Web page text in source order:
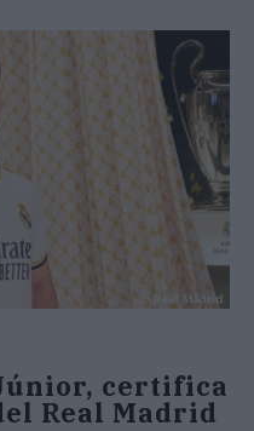
certifica
Real Madrid